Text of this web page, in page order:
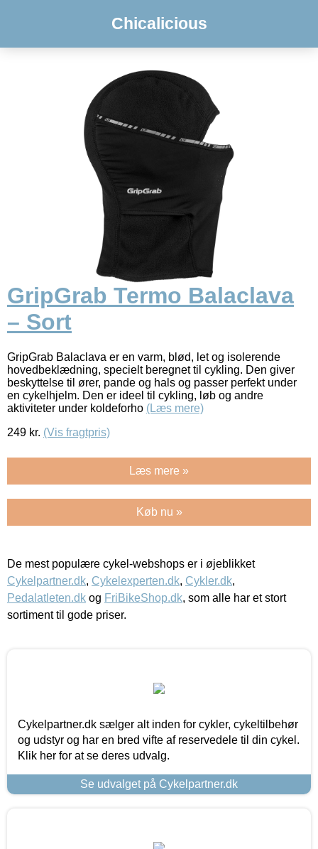
Chicalicious
GripGrab Termo Balaclava
– Sort
GripGrab Balaclava er en varm, blød, let og isolerende
hovedbeklædning, specielt beregnet til cykling. Den giver
beskyttelse til ører, pande og hals og passer perfekt under
en cykelhjelm. Den er ideel til cykling, løb og andre
aktiviteter under koldeforho (Læs mere)
249 kr. (Vis fragtpris)
Læs mere »
Køb nu »
De mest populære cykel-webshops er i øjeblikket
Cykelpartner.dk, Cykelexperten.dk, Cykler.dk,
Pedalatleten.dk og FriBikeShop.dk, som alle har et stort
sortiment til gode priser.
Cykelpartner.dk sælger alt inden for cykler, cykeltilbehør
og udstyr og har en bred vifte af reservedele til din cykel.
Klik her for at se deres udvalg.
Se udvalget på Cykelpartner.dk